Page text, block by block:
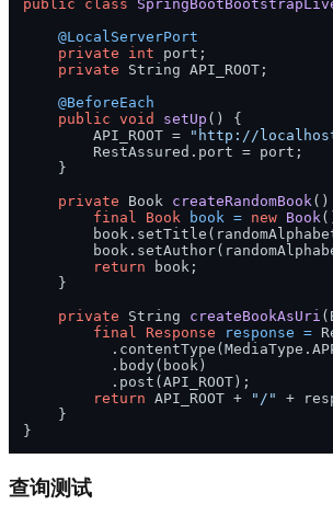
public
class
@LocalServerPort
private
int port;
private String API_ROOT;
@BeforeEach
public void setUp ()
{
        API_ROOT =
"http://
        RestAssured.port = port;
    }
private Book createRandomBook()
final
Book book = new Book
return book;
    }
private String createBookAsUri
final
Response response =
          .body(book)
          .post(API_ROOT);
return API_ROOT + "/"
+
    }
查询测试